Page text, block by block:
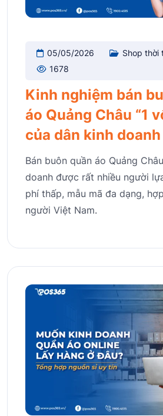
05/05/2026
Shop thời
1678
Kinh nghiệm bán
áo Quảng Châu “1
của dân kinh doanh
Bán buôn quần áo Quảng
doanh được rất nhiều người
phí thấp, mẫu mã đa dạng,
người Việt Nam.